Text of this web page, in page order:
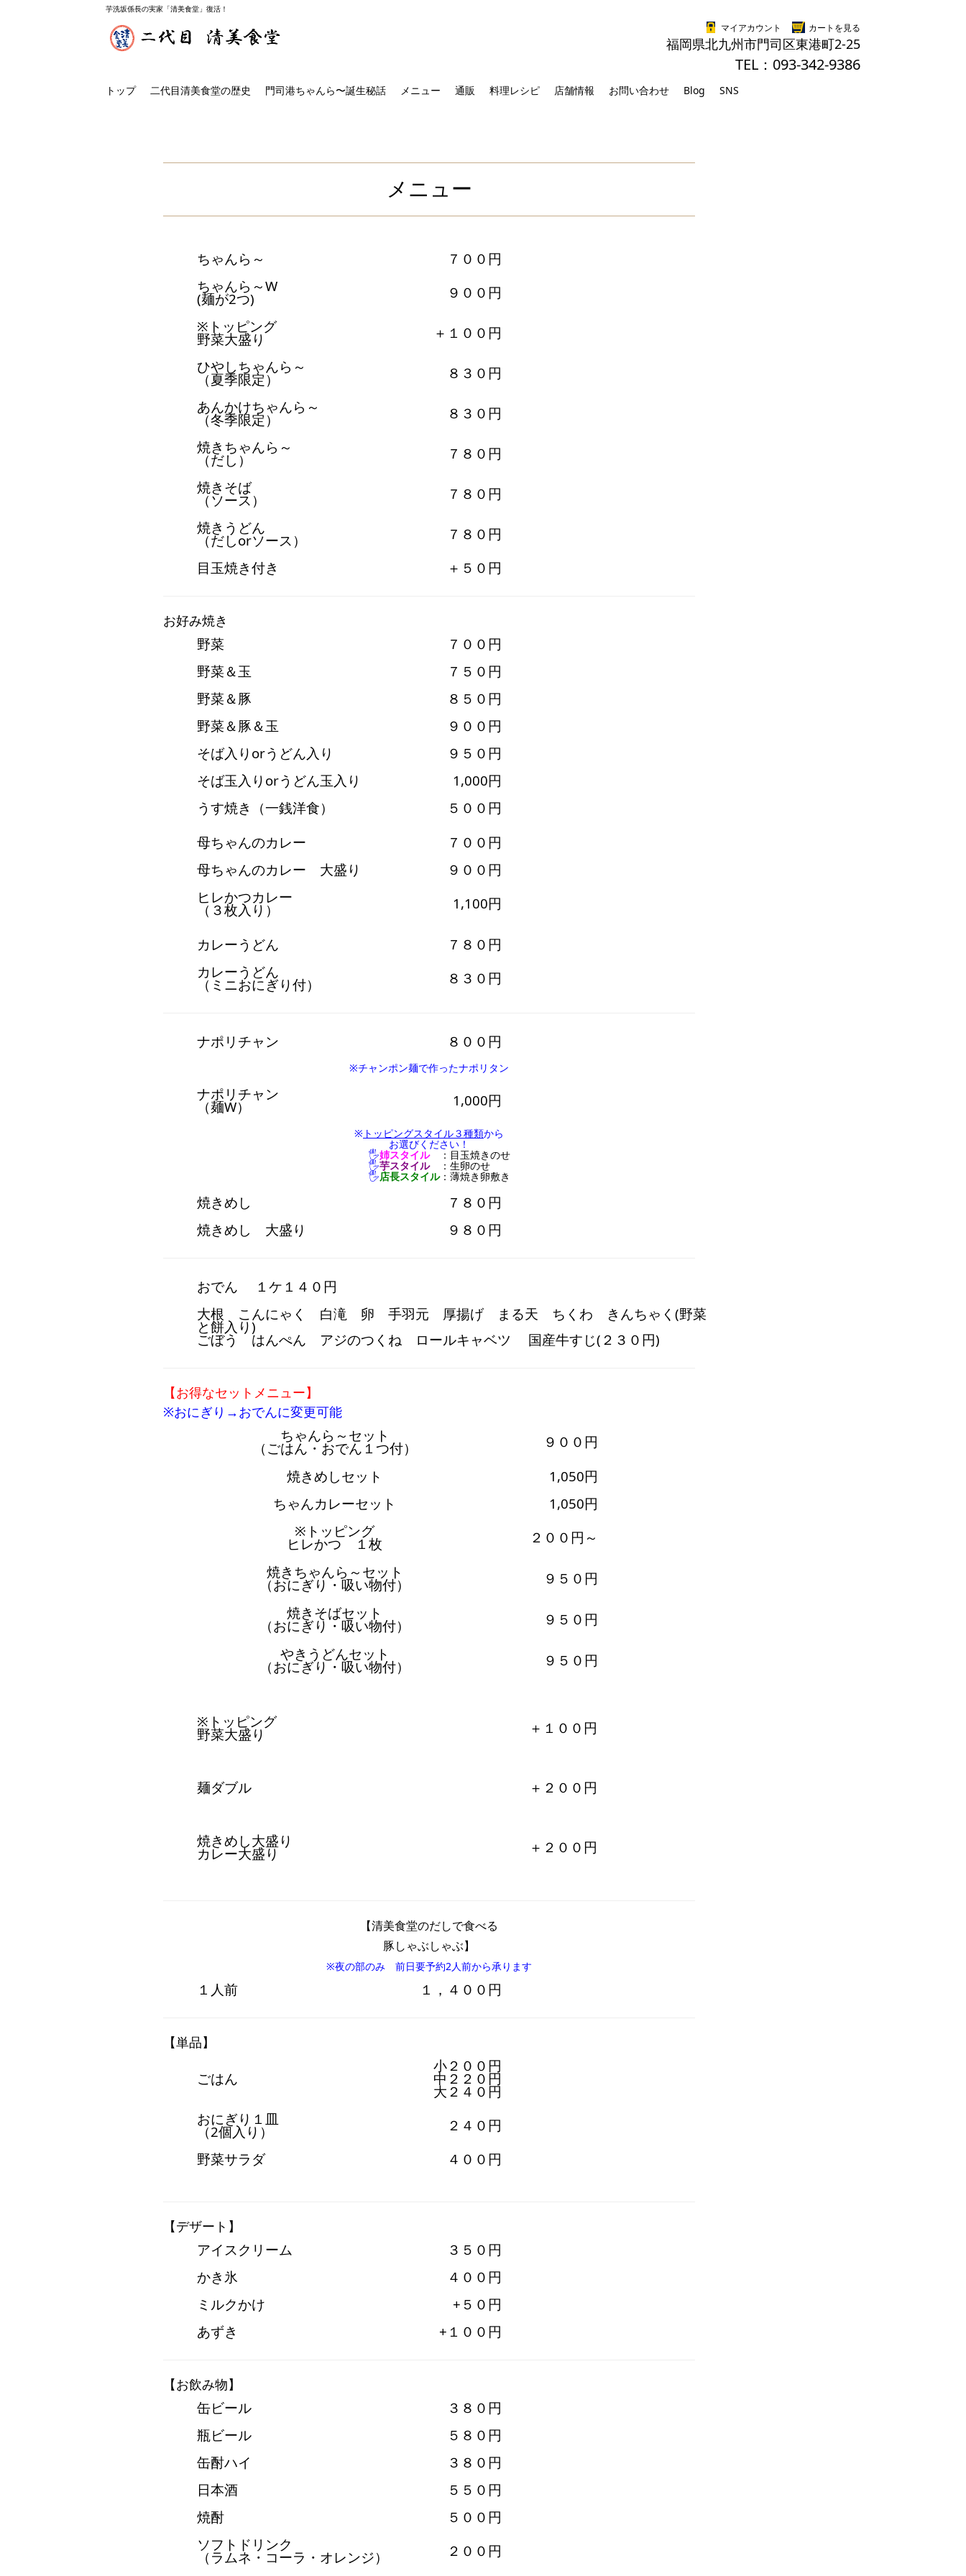
芋洗坂係長の実家「清美食堂」復活！
カートを見る
マイアカウント
福岡県北九州市門司区東港町2-25
TEL：093-342-9386
トップ 二代目清美食堂の歴史 門司港ちゃんら〜誕生秘話 メニュー 通販 料理レシピ 店舗情報 お問い合わせ Blog SNS
メニュー
ちゃんら～
７００円
ちゃんら～W
(麺が2つ)
９００円
※トッピング
野菜⼤盛り
＋１００円
ひやしちゃんら～
（夏季限定）
８３０円
あんかけちゃんら～
（冬季限定）
８３０円
焼きちゃんら～
（だし）
７８０円
焼きそば
（ソース）
７８０円
焼きうどん
（だしorソース）
７８０円
目玉焼き付き
＋５０円
お好み焼き
野菜
７００円
野菜＆玉
７５０円
野菜＆豚
８５０円
野菜＆豚＆玉
９００円
そば入りorうどん入り
９５０円
そば玉入りorうどん玉入り
1,000円
うす焼き（一銭洋食）
５００円
母ちゃんのカレー
７００円
母ちゃんのカレー 大盛り
９００円
ヒレかつカレー
（３枚入り） 1,100円
カレーうどん
７８０円
カレーうどん
（ミニおにぎり付） ８３０円
ナポリチャン ８００円
※チャンポン麺で作ったナポリタン
ナポリチャン
（麺W） 1,000円
※ トッピングスタイル３種類から
お選びください！
🖐️姉スタイル ：目玉焼きのせ
🖐️芋スタイル ：生卵のせ
🖐️店長スタイル：薄焼き卵敷き
焼きめし
７８０円
焼きめし 大盛り
９８０円
おでん １ケ１４０円
大根 こんにゃく 白滝 卵 手羽元 厚揚げ まる天 ちくわ きんちゃく(野菜
と餅入り)
ごぼう はんぺん アジのつくね ロールキャベツ 国産牛すじ(２３０円)
【お得なセットメニュー】
※おにぎり→おでんに変更可能
ちゃんら～セット
（ごはん・おでん１つ付）
９００円
焼きめしセット
1,050円
ちゃんカレーセット
1,050円
※トッピング
ヒレかつ １枚
２００円～
焼きちゃんら～セット
（おにぎり・吸い物付）
９５０円
焼きそばセット
（おにぎり・吸い物付）
９５０円
やきうどんセット
（おにぎり・吸い物付） ９５０円
※トッピング
野菜大盛り ＋１００円
麺ダブル ＋２００円
焼きめし大盛り
カレー大盛り ＋２００円
【清美食堂のだしで食べる
豚しゃぶしゃぶ】
※夜の部のみ 前日要予約2人前から承ります
１人前 １，４００円
【単品】
ごはん
小２００円
中２２０円
大２４０円
おにぎり１皿
（2個入り）
２４０円
野菜サラダ
４００円
【デザート】
アイスクリーム
３５０円
かき氷
４００円
ミルクかけ
+５０円
あずき
+１００円
【お飲み物】
缶ビール
３８０円
瓶ビール
５８０円
缶酎ハイ
３８０円
日本酒
５５０円
焼酎
５００円
ソフトドリンク
（ラムネ・コーラ・オレンジ）
２００円